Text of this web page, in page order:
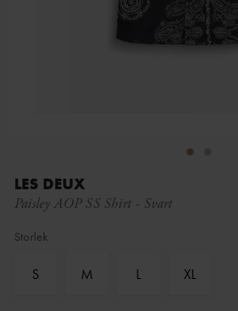
LES DEUX
Paisley AOP SS Shirt - Svart
Storlek
S M L XL